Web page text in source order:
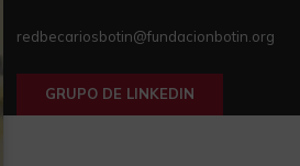
redbecariosbotin@fundacionbotin.org
GRUPO DE LINKEDIN